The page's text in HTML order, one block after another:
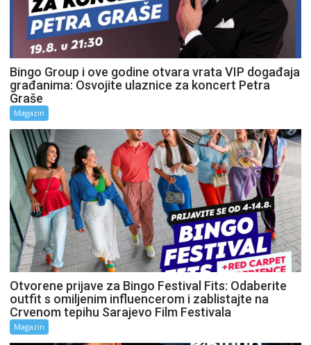
Bingo Group i ove godine otvara vrata VIP događaja
građanima: Osvojite ulaznice za koncert Petra
Graše
Magazin
Otvorene prijave za Bingo Festival Fits: Odaberite
outfit s omiljenim influencerom i zablistajte na
Crvenom tepihu Sarajevo Film Festivala
Magazin